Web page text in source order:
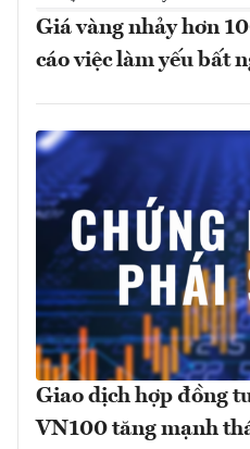
Giá vàng nhảy hơn
cáo việc làm yếu bất
Giao dịch hợp đồng
VN100 tăng mạnh